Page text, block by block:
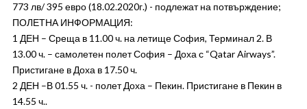
773 лв/ 395 евро (18.02.2020г.) - подлежат на потвърждение;
ПОЛЕТНА ИНФОРМАЦИЯ:
1 ДЕН – Среща в 11.00 ч. на летище София, Терминал 2. В
13.00 ч. – самолетен полет София – Доха с “Qatar Airways”.
Пристигане в Доха в 17.50 ч.
2 ДЕН –В 01.55 ч. - полет Доха – Пекин. Пристигане в Пекин в
14.55 ч..